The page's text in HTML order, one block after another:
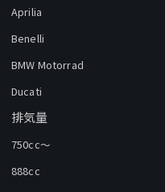
Aprilia
Benelli
BMW Motorrad
Ducati
排気量
750cc～
888cc